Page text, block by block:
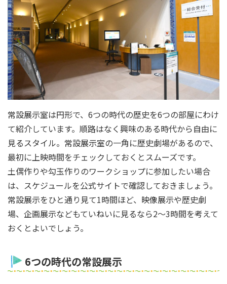
常設展示室は円形で、6つの時代の歴史を6つの部屋にわけ
て紹介しています。順路はなく興味のある時代から自由に
見るスタイル。常設展示室の一角に歴史劇場があるので、
最初に上映時間をチェックしておくとスムーズです。
土偶作りや勾玉作りのワークショップに参加したい場合
は、スケジュールを公式サイトで確認しておきましょう。
常設展示をひと通り見て1時間ほど、映像展示や歴史劇
場、企画展示などもていねいに見るなら2～3時間を考えて
おくとよいでしょう。
6つの時代の常設展示